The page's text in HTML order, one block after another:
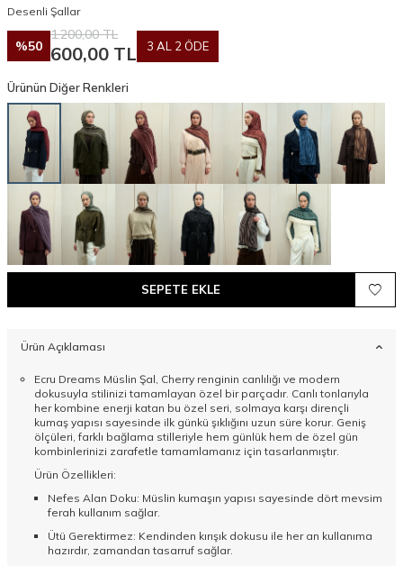
Desenli Şallar
%50
1.200,00TL
600,00 TL 3 AL 2 ÖDE
Ürünün Diğer Renkleri
SEPETE EKLE
Ürün Açıklaması
Ecru Dreams Müslin Şal, Cherry renginin canlılığı ve modern
dokusuyla stilinizi tamamlayan özel bir parçadır. Canlı tonlarıyla
her kombine enerji katan bu özel seri, solmaya karşı dirençli
kumaş yapısı sayesinde ilk günkü şıklığını uzun süre korur. Geniş
ölçüleri, farklı bağlama stilleriyle hem günlük hem de özel gün
kombinlerinizi zarafetle tamamlamanız için tasarlanmıştır.
Ürün Özellikleri:
Nefes Alan Doku: Müslin kumaşın yapısı sayesinde dört mevsim
ferah kullanım sağlar.
Ütü Gerektirmez: Kendinden kırışık dokusu ile her an kullanıma
hazırdır, zamandan tasarruf sağlar.